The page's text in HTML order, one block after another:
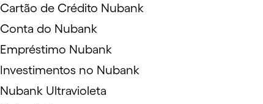
Cartão de Crédito Nubank
Conta do Nubank
Empréstimo Nubank
Investimentos no Nubank
Nubank Ultravioleta